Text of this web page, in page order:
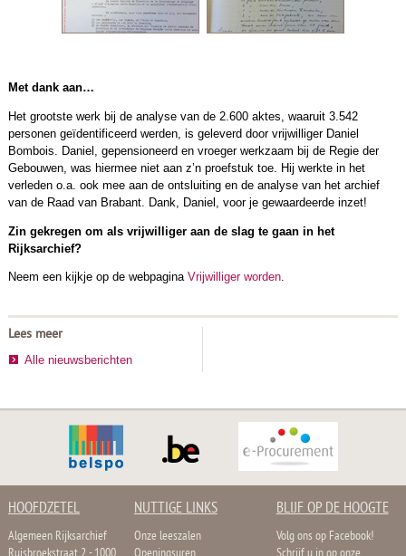
Met dank aan…
Het grootste werk bij de analyse van de 2.600 aktes, waaruit 3.542
personen geïdentificeerd werden, is geleverd door vrijwilliger Daniel
Bombois. Daniel, gepensioneerd en vroeger werkzaam bij de Regie der
Gebouwen, was hiermee niet aan z’n proefstuk toe. Hij werkte in het
verleden o.a. ook mee aan de ontsluiting en de analyse van het archief
van de Raad van Brabant. Dank, Daniel, voor je gewaardeerde inzet!
Zin gekregen om als vrijwilliger aan de slag te gaan in het
Rijksarchief?
Neem een kijkje op de webpagina Vrijwilliger worden.
Lees meer
Alle nieuwsberichten
HOOFDZETEL
Algemeen Rijksarchief
NUTTIGE LINKS
Onze leeszalen
BLIJF OP DE HOOGTE
Volg ons op Facebook!